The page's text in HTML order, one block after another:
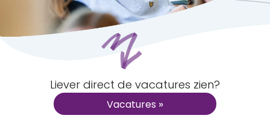
Liever direct de vacatures zien?
Vacatures »